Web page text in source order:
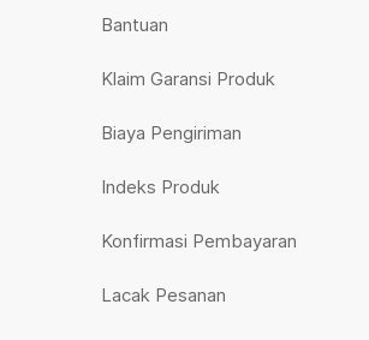
Bantuan
Klaim Garansi Produk
Biaya Pengiriman
Indeks Produk
Konfirmasi Pembayaran
Lacak Pesanan